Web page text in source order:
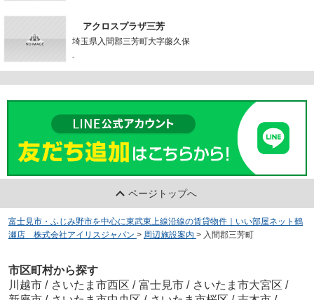
アクロスプラザ三芳
埼玉県入間郡三芳町大字藤久保
-
ページトップへ
富士見市・ふじみ野市を中心に東武東上線沿線の賃貸物件｜いい部屋ネット鶴
瀬店 株式会社アイリスジャパン > 周辺施設案内 > 入間郡三芳町
市区町村から探す
川越市 / さいたま市西区 / 富士見市 / さいたま市大宮区 /